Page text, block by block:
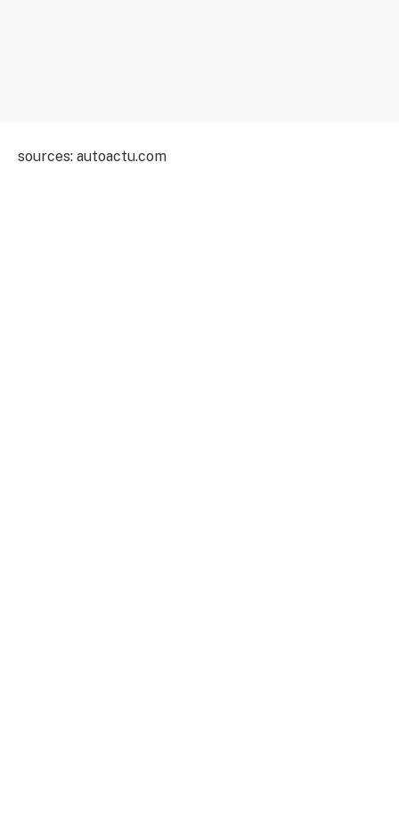
sources: autoactu.com